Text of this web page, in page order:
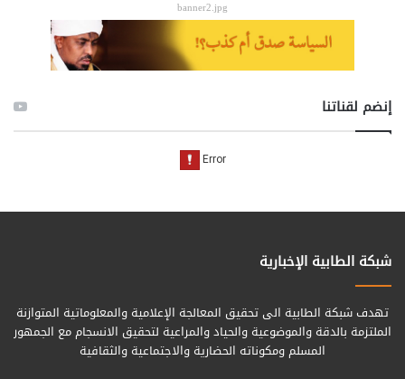
banner2.jpg
إنضم لقناتنا
شبكة الطابية الإخبارية
تهدف شبكة الطابية الى تحقيق المعالجة الإعلامية والمعلوماتية المتوازنة
الملتزمة بالدقة والموضوعية والحياد والمراعية لتحقيق الانسجام مع الجمهور
المسلم ومكوناته الحضارية والاجتماعية والثقافية